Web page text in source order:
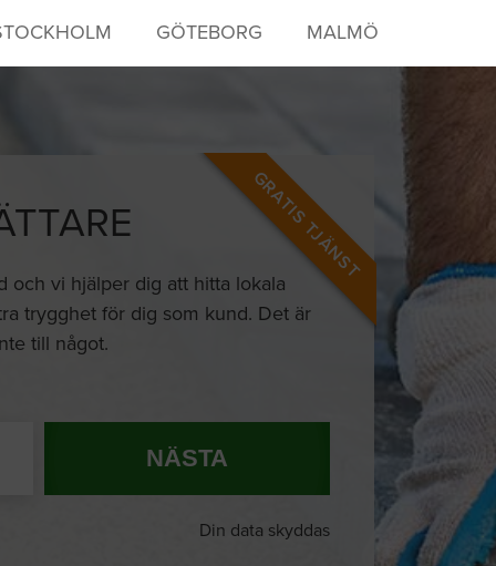
GÖTEBORG MALMÖ
GRATIS TJÄNST
och vi hjälper dig att hitta lokala
trygghet för dig som kund. Det är
till något.
NÄSTA
Din data skyddas